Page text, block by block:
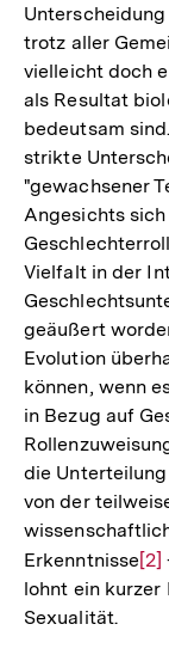
trotz aller
vielleicht doch
als Resultat
bedeutsam
strikte
"gewachsener
Angesichts
Vielfalt in der
geäußert
Evolution
können, wenn
in Bezug auf
die
von der
ErkenntnisseZur
[2]
lohnt ein
Sexualität.